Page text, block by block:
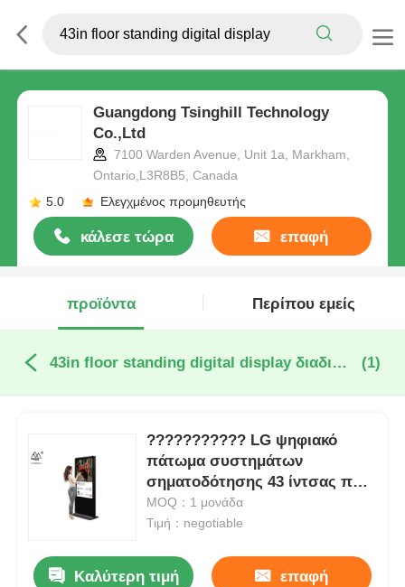
Guangdong Tsinghill Technology
Co.,Ltd
7100 Warden Avenue, Unit 1a, Markham,
Ontario,L3R8B5, Canada
5.0
Ελεγχμένος προμηθευτής
κάλεσε τώρα επαφή
προϊόντα Περίπου εμείς
43in floor standing digital display διαδικτυακή κατασκευή (1)
??????????? LG ψηφιακό
πάτωμα συστημάτων
σηματοδότησης 43 ίντσας που
στέκεται την ψηφιακή επίδειξη
MOQ：1 μονάδα
Τιμή：negotiable
Καλύτερη τιμή επαφή